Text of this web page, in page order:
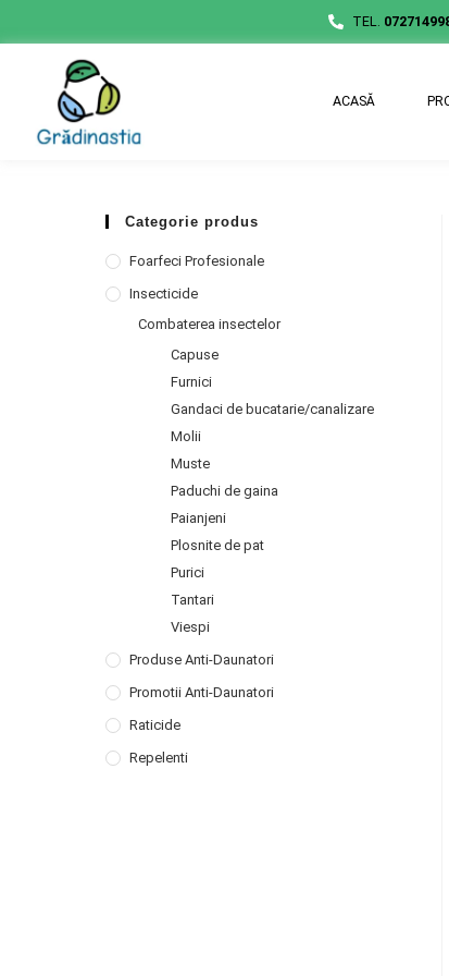
TEL.
ACASĂ
Categorie produs
Foarfeci Profesionale
Insecticide
Combaterea insectelor
Capuse
Furnici
Gandaci de bucatarie/canalizare
Molii
Muste
Paduchi de gaina
Paianjeni
Plosnite de pat
Purici
Tantari
Viespi
Produse Anti-Daunatori
Promotii Anti-Daunatori
Raticide
Repelenti